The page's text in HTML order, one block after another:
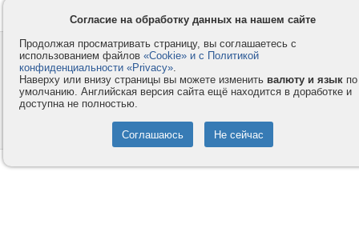
Контакты
Компания
Privacy и Cookie
Услуги
Как оплатить
Помощь
© 2008-2026
- Все права защищены.
Согласие на обработку данных на нашем сайте
Продолжая просматривать страницу, вы соглашаетесь с
использованием файлов «Cookie» и с Политикой
конфиденциальности «Privacy».
Наверху или внизу страницы вы можете изменить валюту и язык по
умолчанию. Английская версия сайта ещё находится в доработке и
доступна не полностью.